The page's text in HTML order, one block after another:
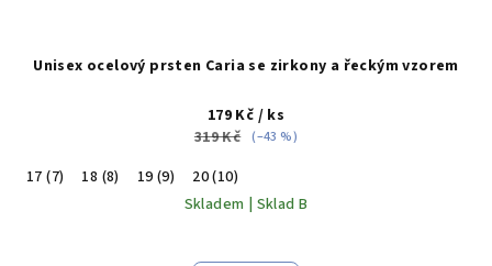
Unisex ocelový prsten Caria se zirkony a řeckým vzorem
179 Kč / ks
319 Kč (–43 %)
17 (7) 18 (8) 19 (9)
20 (10)
Skladem | Sklad B